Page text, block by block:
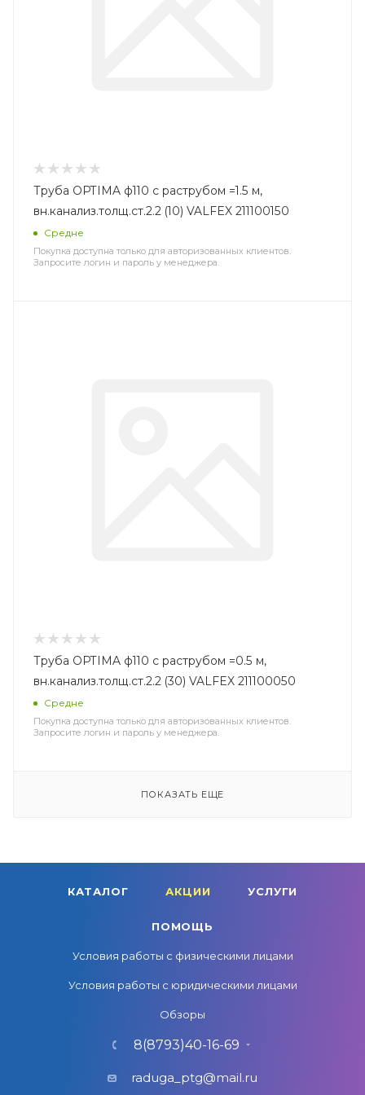
Труба OPTIMA ф110 с раструбом =1.5 м,
вн.канализ.толщ.ст.2.2 (10) VALFEX 211100150
Средне
Покупка доступна только для авторизованных клиентов.
Запросите логин и пароль у менеджера.
Труба OPTIMA ф110 с раструбом =0.5 м,
вн.канализ.толщ.ст.2.2 (30) VALFEX 211100050
Средне
Покупка доступна только для авторизованных клиентов.
Запросите логин и пароль у менеджера.
ПОКАЗАТЬ ЕЩЕ
КАТАЛОГ АКЦИИ УСЛУГИ
ПОМОЩЬ
Условия работы с физическими лицами
Условия работы с юридическими лицами
Обзоры
8(8793)40-16-69
raduga_ptg@mail.ru